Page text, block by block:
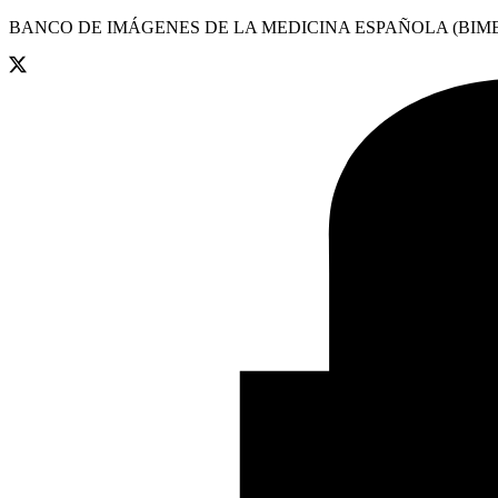
BANCO DE IMÁGENES DE LA MEDICINA ESPAÑOLA